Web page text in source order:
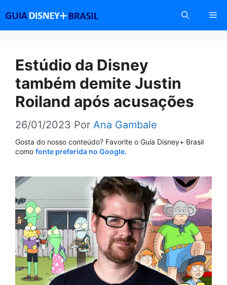
conteúdo
Estúdio da Disney
também demite Justin
Roiland após acusações
26/01/2023 Por Ana Gambale
Gosta do nosso conteúdo? Favorite o Guia Disney+ Brasil
como fonte preferida no Google.